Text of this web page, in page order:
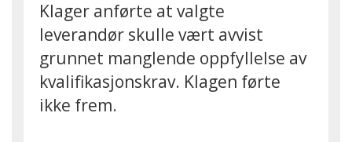
Klager anførte at valgte
leverandør skulle vært avvist
grunnet manglende oppfyllelse av
kvalifikasjonskrav. Klagen førte
ikke frem.